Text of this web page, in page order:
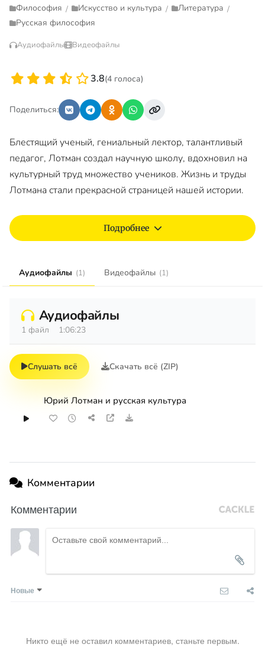
Философия / Искусство и культура / Литература /
Русская философия
Аудиофайлы Видеофайлы
3.8(4 голоса)
Поделиться:
Блестящий ученый, гениальный лектор, талантливый
педагог, Лотман создал научную школу, вдохновил на
культурный труд множество учеников. Жизнь и труды
Лотмана стали прекрасной страницей нашей истории.
Подробнее
Аудиофайлы (1) Видеофайлы (1)
Аудиофайлы
1 файл 1:06:23
Слушать всё Скачать всё (ZIP)
Юрий Лотман и русская культура
Комментарии
Комментарии
Новые
Никто ещё не оставил комментариев, станьте первым.